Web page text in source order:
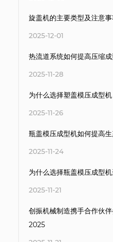
旋盖机的主要类型及注意
2025-12-01
热流道系统如何提高压缩成
2025-11-28
为什么选择塑盖模压成型机
2025-11-26
瓶盖模压成型机如何提高生
2025-11-24
为什么选择瓶盖模压成型
2025-11-21
创振机械制造携手合作伙
2025